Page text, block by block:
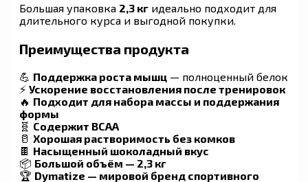
Большая упаковка 2,3 кг идеально подходит для
длительного курса и выгодной покупки.
Преимущества продукта
💪 Поддержка роста мышц — полноценный белок
⚡ Ускорение восстановления после тренировок
🔥 Подходит для набора массы и поддержания
формы
🧬 Содержит BCAA
🥛 Хорошая растворимость без комков
🍫 Насыщенный шоколадный вкус
📦 Большой объём — 2,3 кг
🏆 Dymatize — мировой бренд спортивного